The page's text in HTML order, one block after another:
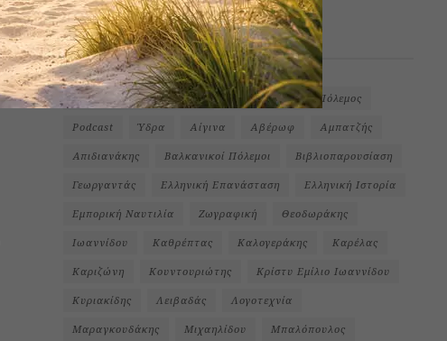
ΕΤΙΚΕΤΕΣ
1ος Παγκόσμιος Πόλεμος 2ος Παγκόσμιος Πόλεμος
Podcast Ύδρα Αίγινα Αβέρωφ Αμπατζής
Απιδιανάκης Βαλκανικοί Πόλεμοι Βιβλιοπαρουσίαση
Γεωργαντάς Ελληνική Επανάσταση Ελληνική Ιστορία
Εμπορική Ναυτιλία Ζωγραφική Θεοδωράκης
Ιωαννίδου Καθρέπτας Καλογεράκης Καρέλας
Καριζώνη Κουντουριώτης Κρίστυ Εμίλιο Ιωαννίδου
Κυριακίδης Λειβαδάς Λογοτεχνία
Μαραγκουδάκης Μιχαηλίδου Μπαλόπουλος